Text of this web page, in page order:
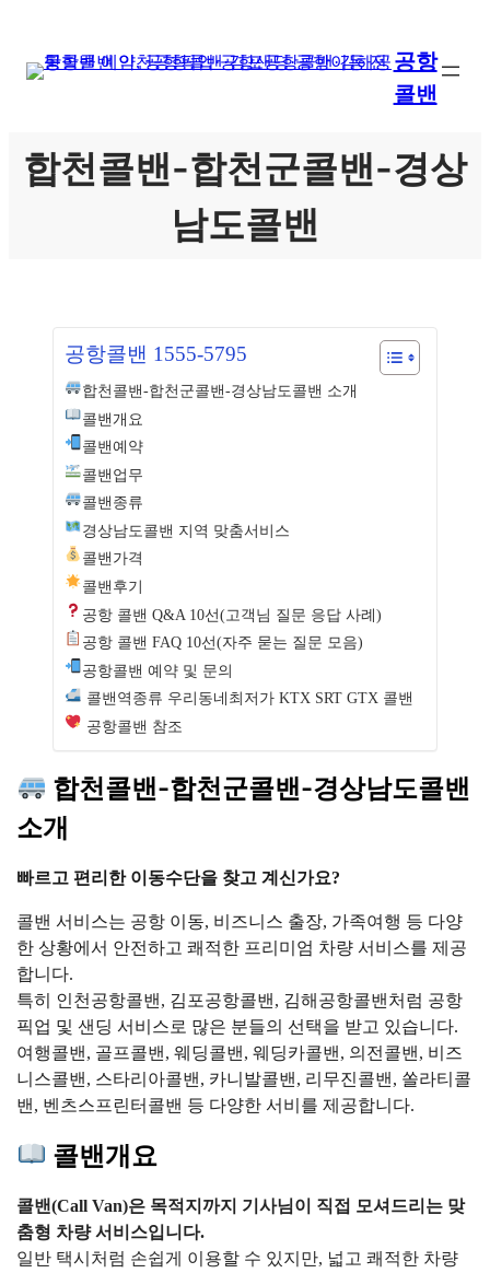
공항
콜밴
합천콜밴-합천군콜밴-경상
남도콜밴
공항콜밴 1555-5795
합천콜밴-합천군콜밴-경상남도콜밴 소개
콜밴개요
콜밴예약
콜밴업무
콜밴종류
경상남도콜밴 지역 맞춤서비스
콜밴가격
콜밴후기
공항 콜밴 Q&A 10선(고객님 질문 응답 사례)
공항 콜밴 FAQ 10선(자주 묻는 질문 모음)
공항콜밴 예약 및 문의
콜밴역종류 우리동네최저가 KTX SRT GTX 콜밴
공항콜밴 참조
합천콜밴-합천군콜밴-경상남도콜밴
소개
빠르고 편리한 이동수단을 찾고 계신가요?
콜밴 서비스는 공항 이동, 비즈니스 출장, 가족여행 등 다양
한 상황에서 안전하고 쾌적한 프리미엄 차량 서비스를 제공
합니다.
특히 인천공항콜밴, 김포공항콜밴, 김해공항콜밴처럼 공항
픽업 및 샌딩 서비스로 많은 분들의 선택을 받고 있습니다.
여행콜밴, 골프콜밴, 웨딩콜밴, 웨딩카콜밴, 의전콜밴, 비즈
니스콜밴, 스타리아콜밴, 카니발콜밴, 리무진콜밴, 쏠라티콜
밴, 벤츠스프린터콜밴 등 다양한 서비를 제공합니다.
콜밴개요
콜밴(Call Van)은 목적지까지 기사님이 직접 모셔드리는 맞
춤형 차량 서비스입니다.
일반 택시처럼 손쉽게 이용할 수 있지만, 넓고 쾌적한 차량